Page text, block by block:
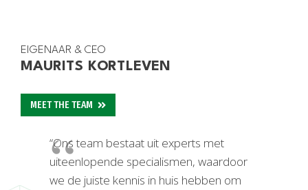
EIGENAAR & CEO
MAURITS KORTLEVEN
MEET THE TEAM
“Ons team bestaat uit experts met
uiteenlopende specialismen, waardoor
we de juiste kennis in huis hebben om